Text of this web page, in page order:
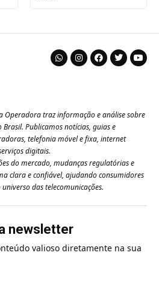
Operadora traz informação e análise sobre
Publicamos notícias, guias e
telefonia móvel e fixa, internet
digitais.
do mercado, mudanças regulatórias e
clara e confiável, ajudando consumidores
das telecomunicações.
newsletter
valioso diretamente na sua